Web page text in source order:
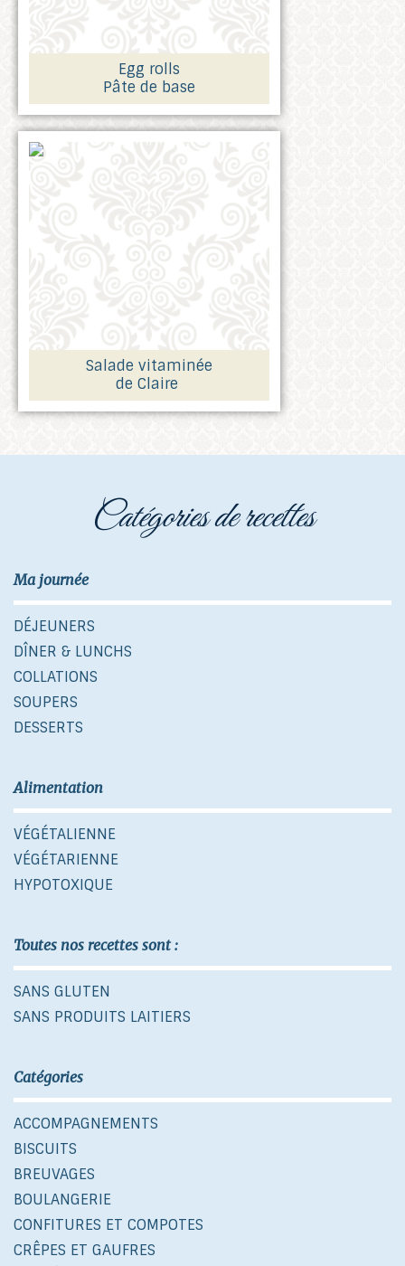
Egg rolls
Pâte de base
Salade vitaminée
de Claire
catégories de recettes
Ma journée
DÉJEUNERS
DÎNER & LUNCHS
COLLATIONS
SOUPERS
DESSERTS
Alimentation
VÉGÉTALIENNE
VÉGÉTARIENNE
HYPOTOXIQUE
Toutes nos recettes sont :
SANS GLUTEN
SANS PRODUITS LAITIERS
Catégories
ACCOMPAGNEMENTS
BISCUITS
BREUVAGES
BOULANGERIE
CONFITURES ET COMPOTES
CRÊPES ET GAUFRES